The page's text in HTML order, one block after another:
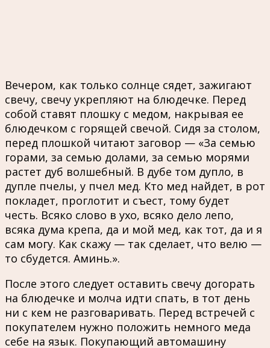
Вечером, как только солнце сядет, зажигают
свечу, свечу укрепляют на блюдечке. Перед
собой ставят плошку с медом, накрывая ее
блюдечком с горящей свечой. Сидя за столом,
перед плошкой читают заговор — «За семью
горами, за семью долами, за семью морями
растет дуб волшебный. В дубе том дупло, в
дупле пчелы, у пчел мед. Кто мед найдет, в рот
покладет, проглотит и съест, тому будет
честь. Всяко слово в ухо, всяко дело лепо,
всяка дума крепа, да и мой мед, как тот, да и я
сам могу. Как скажу — так сделает, что велю —
то сбудется. Аминь.».
После этого следует оставить свечу догорать
на блюдечке и молча идти спать, в тот день
ни с кем не разговаривать. Перед встречей с
покупателем нужно положить немного меда
себе на язык. Покупающий автомашину